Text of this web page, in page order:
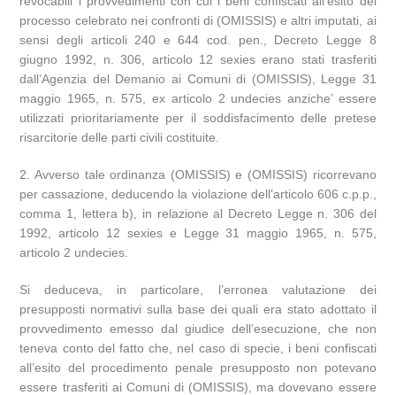
processo celebrato nei confronti di (OMISSIS) e altri imputati, ai
sensi degli articoli 240 e 644 cod. pen., Decreto Legge 8
giugno 1992, n. 306, articolo 12 sexies erano stati trasferiti
dall’Agenzia del Demanio ai Comuni di (OMISSIS), Legge 31
maggio 1965, n. 575, ex articolo 2 undecies anziche’ essere
utilizzati prioritariamente per il soddisfacimento delle pretese
risarcitorie delle parti civili costituite.
2. Avverso tale ordinanza (OMISSIS) e (OMISSIS) ricorrevano
per cassazione, deducendo la violazione dell’articolo 606 c.p.p.,
comma 1, lettera b), in relazione al Decreto Legge n. 306 del
1992, articolo 12 sexies e Legge 31 maggio 1965, n. 575,
articolo 2 undecies.
Si deduceva, in particolare, l’erronea valutazione dei
presupposti normativi sulla base dei quali era stato adottato il
provvedimento emesso dal giudice dell’esecuzione, che non
teneva conto del fatto che, nel caso di specie, i beni confiscati
all’esito del procedimento penale presupposto non potevano
essere trasferiti ai Comuni di (OMISSIS), ma dovevano essere